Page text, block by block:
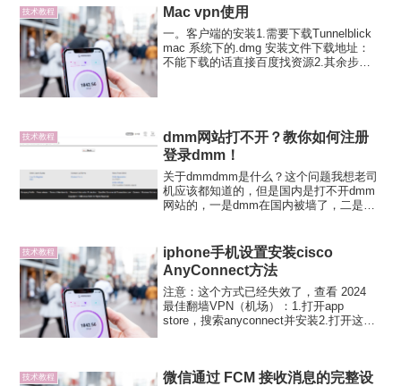
技术教程 Mac vpn使用
一。客户端的安装1.需要下载Tunnelblick
mac 系统下的.dmg 安装文件下载地址：
不能下载的话直接百度找资源2.其余步骤
技术教程
dmm网站打不开？教你如何注册
登录dmm！
关于dmmdmm是什么？这个问题我想老司
机应该都知道的，但是国内是打不开dmm
网站的，一是dmm在国内被墙了，二是
怎么做呢？dmm注册与登录＃1.自备日
本...
技术教程
iphone手机设置安装cisco
AnyConnect方法
注意：这个方式已经失效了，查看 2024
最佳翻墙VPN（机场）：1.打开app
store，搜索anyconnect并安装2.打开这个
技术教程
微信通过 FCM 接收消息的完整设